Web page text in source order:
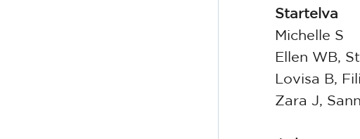
Startelva
Michelle S
Ellen WB,
Lovisa B,
Zara J,